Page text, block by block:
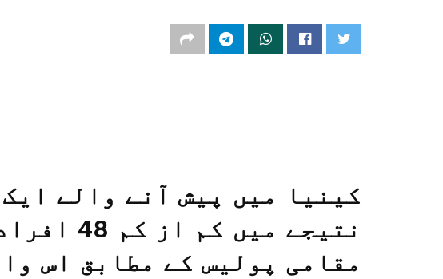
کینیا میں پیش آنے والے
نتیجے
مقامی پولیس کے مطابق اس